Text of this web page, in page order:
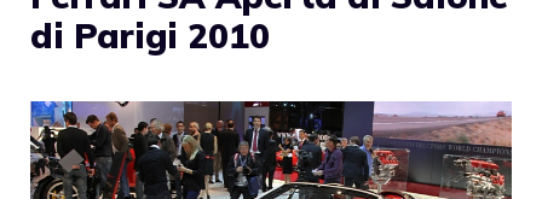
di Parigi 2010